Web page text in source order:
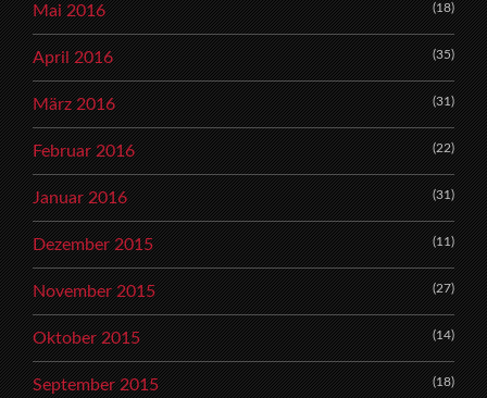
Mai 2016 (18)
April 2016 (35)
März 2016 (31)
Februar 2016 (22)
Januar 2016 (31)
Dezember 2015 (11)
November 2015 (27)
Oktober 2015 (14)
September 2015 (18)